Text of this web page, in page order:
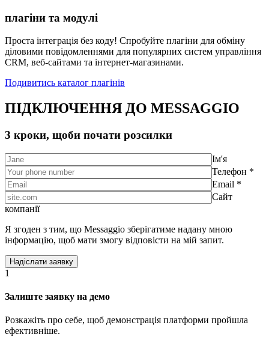
плагіни та модулі
Проста інтеграція без коду! Спробуйте плагіни для обміну
діловими повідомленнями для популярних систем управління
CRM, веб-сайтами та інтернет-магазинами.
Подивитись каталог плагінів
ПІДКЛЮЧЕННЯ ДО MESSAGGIO
3 кроки, щоби почати розсилки
Ім'я
Телефон *
Email *
Сайт
компанії
Я згоден з тим, що Messaggio зберігатиме надану мною
інформацію, щоб мати змогу відповісти на мій запит.
1
Залиште заявку на демо
Розкажіть про себе, щоб демонстрація платформи пройшла
ефективніше.